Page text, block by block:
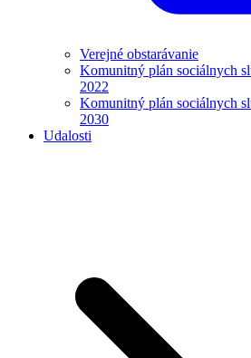
Verejné obstarávanie
Komunitný plán sociálnych
2022
Komunitný plán sociálnych
2030
Udalosti